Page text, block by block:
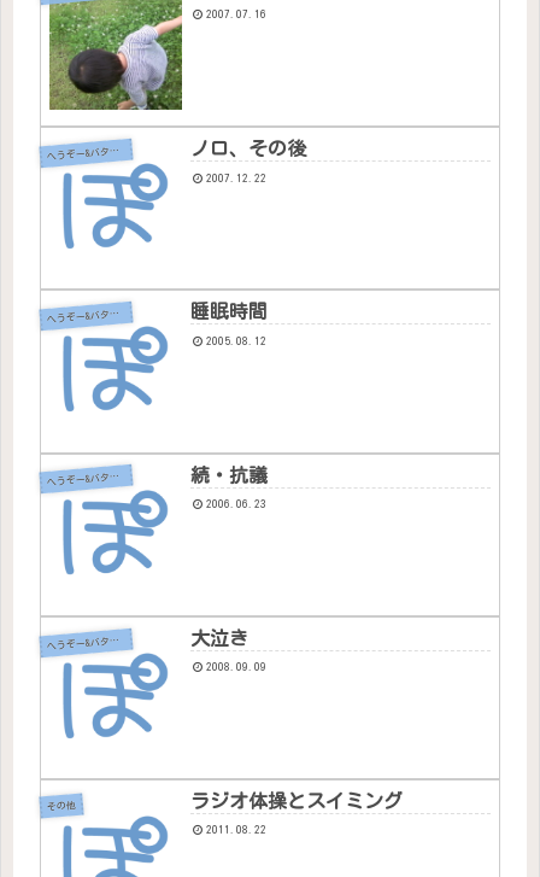
2007.07.16
へ
うぞー&バタちゃん ノロ、その後
2007.12.22
へ
うぞー&バタちゃん 睡眠時間
2005.08.12
へ
うぞー&バタちゃん 続・抗議
2006.06.23
へ
うぞー&バタちゃん 大泣き
2008.09.09
その他 ラジオ体操とスイミング
2011.08.22